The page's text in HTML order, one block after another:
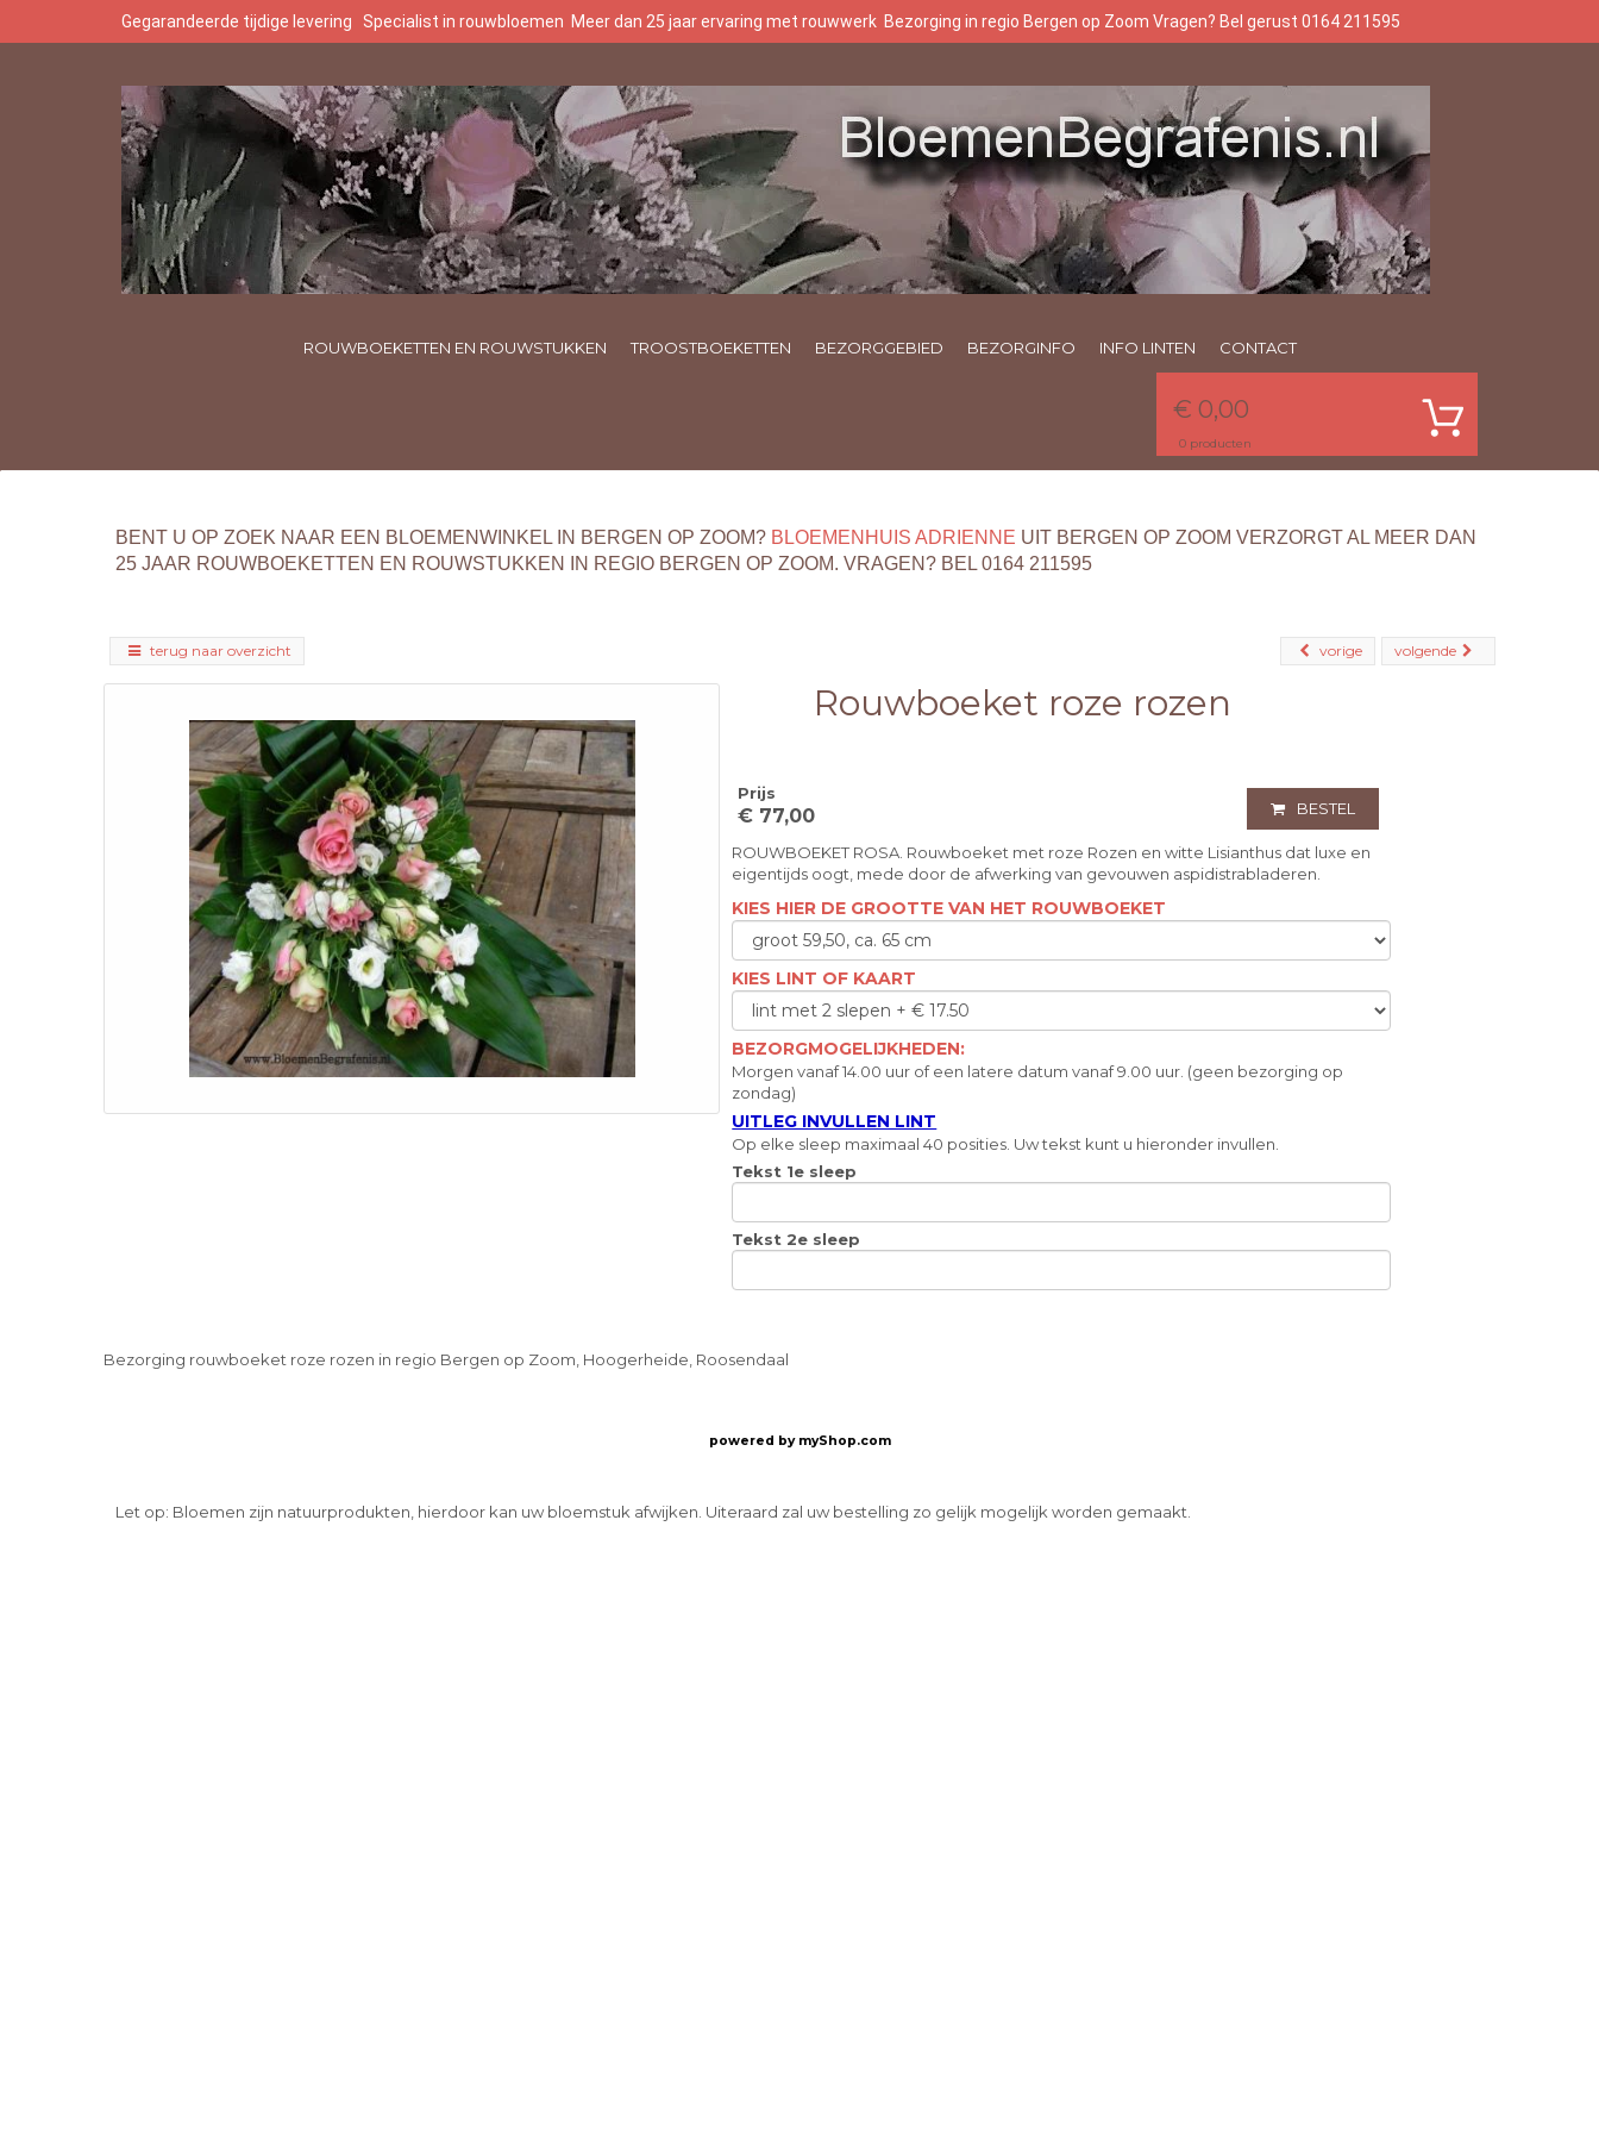
Gegarandeerde tijdige levering Specialist in rouwbloemen Meer dan 25 jaar ervaring met rouwwerk Bezorging in regio Bergen op Zoom Vragen? Bel gerust 0164 211595
ROUWBOEKETTEN EN ROUWSTUKKEN TROOSTBOEKETTEN BEZORGGEBIED BEZORGINFO INFO LINTEN CONTACT
€ 0,00
0 producten
BENT U OP ZOEK NAAR EEN BLOEMENWINKEL IN BERGEN OP ZOOM? BLOEMENHUIS ADRIENNE UIT BERGEN OP ZOOM VERZORGT AL MEER DAN
25 JAAR ROUWBOEKETTEN EN ROUWSTUKKEN IN REGIO BERGEN OP ZOOM. VRAGEN? BEL 0164 211595
terug naar overzicht volgende
vorige
Rouwboeket roze rozen
Prijs
€ 77,00 BESTEL
ROUWBOEKET ROSA. Rouwboeket met roze Rozen en witte Lisianthus dat luxe en
eigentijds oogt, mede door de afwerking van gevouwen aspidistrabladeren.
KIES HIER DE GROOTTE VAN HET ROUWBOEKET
KIES LINT OF KAART
BEZORGMOGELIJKHEDEN:
Morgen vanaf 14.00 uur of een latere datum vanaf 9.00 uur. (geen bezorging op
zondag)
UITLEG INVULLEN LINT
Op elke sleep maximaal 40 posities. Uw tekst kunt u hieronder invullen.
Tekst 1e sleep
Tekst 2e sleep
Bezorging rouwboeket roze rozen in regio Bergen op Zoom, Hoogerheide, Roosendaal
powered by myShop.com
Let op: Bloemen zijn natuurprodukten, hierdoor kan uw bloemstuk afwijken. Uiteraard zal uw bestelling zo gelijk mogelijk worden gemaakt.